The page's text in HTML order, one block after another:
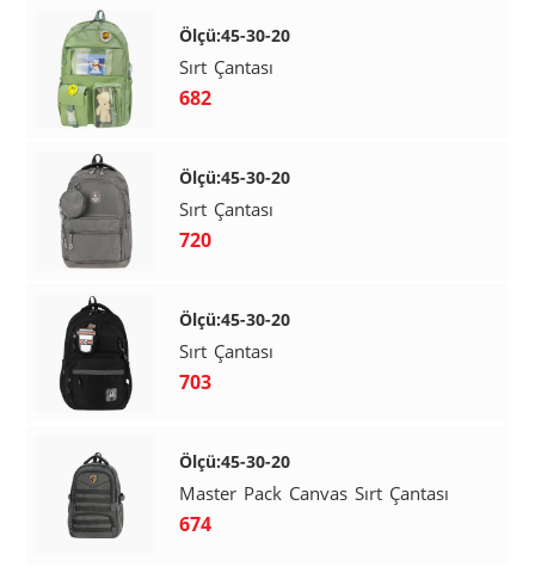
Ölçü:45-30-20
Sırt Çantası
682
Ölçü:45-30-20
Sırt Çantası
720
Ölçü:45-30-20
Sırt Çantası
703
Ölçü:45-30-20
Master Pack Canvas Sırt Çantası
674